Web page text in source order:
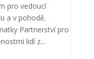
pro vedoucí
a v pohodě.
Partnerství pro
lidí z...